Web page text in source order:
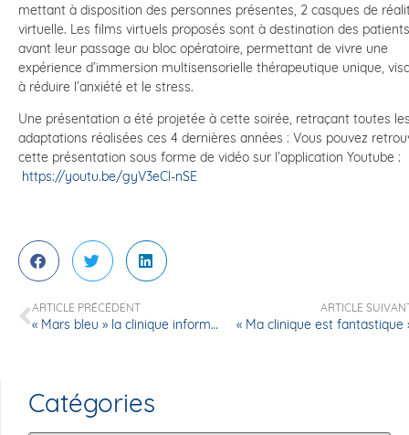
mettant à disposition des personnes présentes, 2 casques de
virtuelle. Les films virtuels proposés sont à destination des patients
avant leur passage au bloc opératoire, permettant de vivre une
expérience d’immersion multisensorielle thérapeutique unique,
à réduire l’anxiété et le stress.
Une présentation a été projetée à cette soirée, retraçant toutes
adaptations réalisées ces 4 dernières années : Vous pouvez
cette présentation sous forme de vidéo sur l’application Youtube :
https://youtu.be/gyV3eCl-nSE
ARTICLE PRÉCÉDENT
« Mars bleu » la clinique informe sur le dépistage du cancer colorectal
ARTICLE
« Ma clinique est fantastique
Catégories